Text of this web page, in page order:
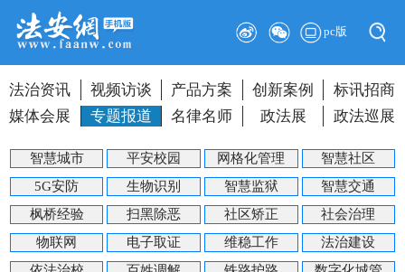
pc版
法治资讯 视频访谈 产品方案 创新案例
标讯招商
媒体会展
专题报道 名律名师 政法展 政法巡展
智慧城市 平安校园 网格化管理
智慧社区
5G安防
生物识别 智慧监狱
智慧交通
枫桥经验
扫黑除恶 社区矫正
社会治理
物联网
电子取证 维稳工作
法治建设